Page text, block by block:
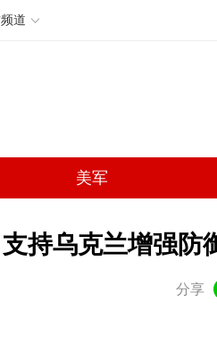
道
美军
持乌克兰增强防
分享
微博